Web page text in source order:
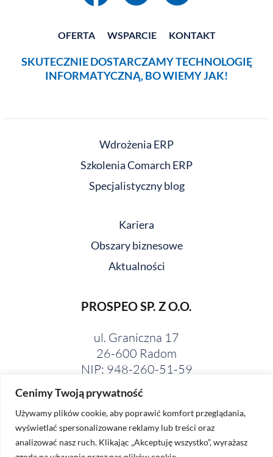
Cenimy Twoją prywatność
Używamy plików cookie, aby poprawić komfort przeglądania,
wyświetlać spersonalizowane reklamy lub treści oraz
analizować nasz ruch. Klikając „Akceptuję wszystko”, wyrażasz
OFERTA WSPARCIE KONTAKT
SKUTECZNIE DOSTARCZAMY TECHNOLOGIĘ
INFORMATYCZNĄ, BO WIEMY JAK!
PROSPEO SP. Z O.O.
ul. Graniczna 17
26-600 Radom
NIP: 948-260-51-59
Wdrożenia ERP
Szkolenia Comarch ERP
Specjalistyczny blog
Kariera
Obszary biznesowe
Aktualności